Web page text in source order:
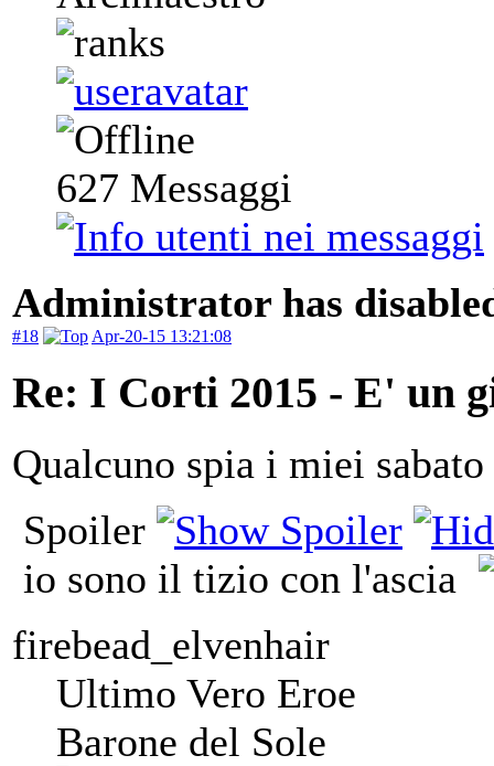
627 Messaggi
Administrator has
#18 Apr-20-15 13:21:08
Re: I Corti 2015 - E' un
Qualcuno spia i miei
Spoiler
io sono il tizio con l'ascia
firebead_elvenhair
Ultimo Vero Eroe
Barone del Sole